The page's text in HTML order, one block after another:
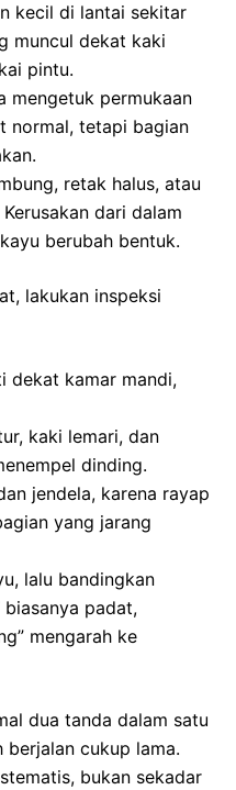
kecil di lantai sekitar
muncul dekat kaki
pintu.
mengetuk permukaan
normal, tetapi bagian
retak halus, atau
dari dalam
berubah bentuk.
lakukan inspeksi
dekat kamar mandi,
kaki lemari, dan
dinding.
jendela, karena rayap
yang jarang
lalu bandingkan
biasanya padat,
mengarah ke
dua tanda dalam satu
berjalan cukup lama.
bukan sekadar